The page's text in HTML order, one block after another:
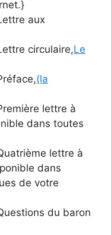
aux
circulaire,Le
(la
lettre à
dans toutes
lettre à
dans
de votre
du baron